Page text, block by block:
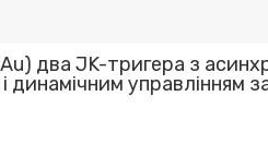
два JK-тригера з
динамічним управлінням